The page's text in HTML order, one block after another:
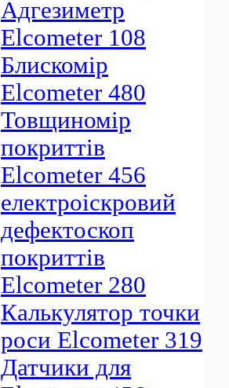
Адгезиметр
Elcometer 108
Блискомір
Elcometer 480
Товщиномір
покриттів
Elcometer 456
електроіскровий
дефектоскоп
покриттів
Elcometer 280
Калькулятор точки
роси Elcometer 319
Датчики для